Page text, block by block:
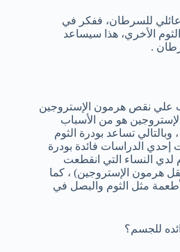
للسرطان، ففكر في
الأخري، هذا سيساعد
.
علي نقص هرمون الإستروجين
هو من الأسباب
وبالتالي تساعد بودرة الثوم
إحدي الدراسات فائدة بودرة
لدي النساء التي انقطعت
هرمون الإستروجين) ، كما
مثل الثوم والبصل في
للجسم؟